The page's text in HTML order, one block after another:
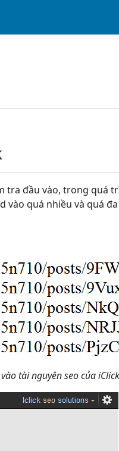
tra đầu vào, trong quá
quá nhiều và quá
tài nguyên seo của